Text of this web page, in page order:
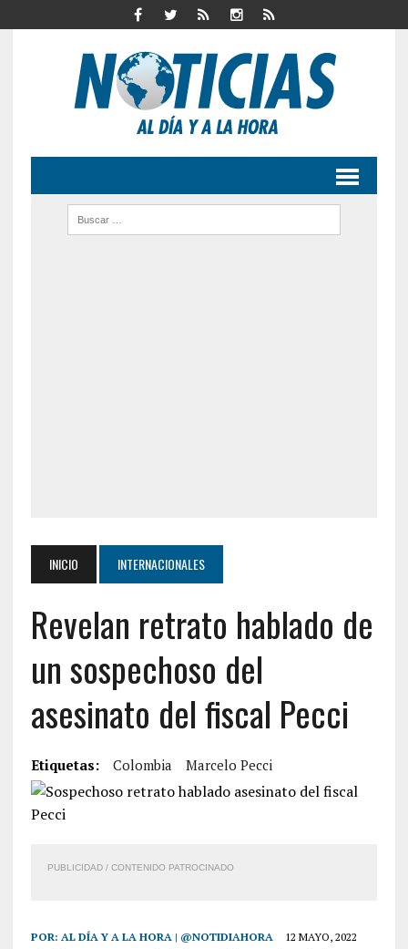
INICIO INTERNACIONALES
Revelan retrato hablado de
un sospechoso del
asesinato del fiscal Pecci
Etiquetas: Colombia Marcelo Pecci
PUBLICIDAD / CONTENIDO PATROCINADO
POR: AL DÍA Y A LA HORA | @NOTIDIAHORA 12 MAYO, 2022